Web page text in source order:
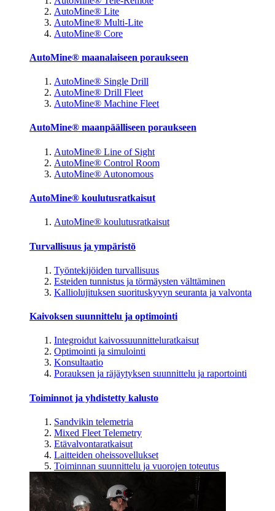
AutoMine® Lite
AutoMine® Multi-Lite
AutoMine® Core
AutoMine® maanalaiseen poraukseen
AutoMine® Single Drill
AutoMine® Drill Fleet
AutoMine® Machine Fleet
AutoMine® maanpäälliseen poraukseen
AutoMine® Line of Sight
AutoMine® Control Room
AutoMine® Autonomous
AutoMine® koulutusratkaisut
AutoMine® koulutusratkaisut
Turvallisuus ja ympäristö
Työntekijöiden turvallisuus
Esteiden tunnistus ja törmäysten välttäminen
Kalliolujituksen suorituskyvyn seuranta ja valvonta
Kaivoksen suunnittelu ja optimointi
Integroidut kaivossuunnitteluratkaisut
Optimointi ja simulointi
Konsultaatio
Porauksen ja räjäytyksen suunnittelu ja raportointi
Toiminnot ja yhdistetty kalusto
Sandvikin telemetria
Mixed Fleet Telemetry
Etävalvontaratkaisut
Laitteiden oheissovellukset
Toiminnan suunnittelu ja vuorojen toteutus